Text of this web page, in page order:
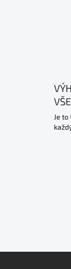
VŠE
Je to